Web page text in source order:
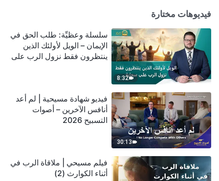
فيديوهات مختارة
8:32
سلسلة وعظيِّة: طلب الحق في
الإيمان – الويل لأولئك الذين
ينتظرون فقط نزول الرب على
30:13
فيديو شهادة مسيحية | لم أعد
أنافس الآخرين – أصوات
التسبيح 2026
فيلم مسيحي | ملاقاة الرب في
أثناء الكوارث (2)